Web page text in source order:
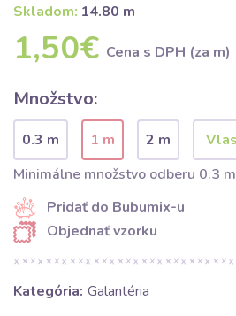
Skladom: 14.80 m
1,50€ Cena s DPH (za m)
Množstvo:
0.3 m 1 m
2 m
Minimálne množstvo odberu 0.3 m
Pridať do Bubumix-u
Objednať vzorku
Kategória: Galantéria